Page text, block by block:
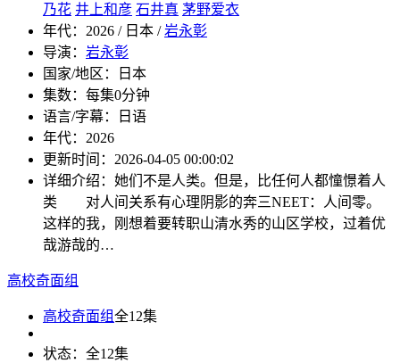
乃花 井上和彦 石井真 茅野爱衣
年代： 2026 / 日本 /岩永彰
导演： 岩永彰
国家/地区：
日本
集数： 每集0分钟
语言/字幕：
日语
年代： 2026
更新时间： 2026-04-05 00:00:02
详细介绍： 她们不是人类。但是，比任何人都憧憬着人
类 对人间关系有心理阴影的奔三NEET：人间零。
这样的我，刚想着要转职山清水秀的山区学校，过着优
哉游哉的…
高校奇面组
高校奇面组全12集
状态： 全12集